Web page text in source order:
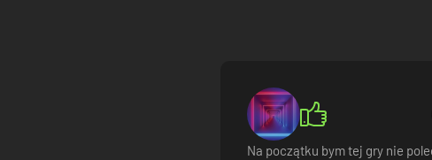
jak masz na to ochotę. Dzięki różnym trybom rozgrywki i ogromnej
Na początku bym tej gry nie